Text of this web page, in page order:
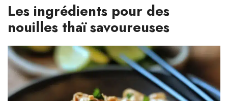
Les ingrédients pour des
nouilles thaï savoureuses